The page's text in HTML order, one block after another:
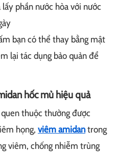
phần nước hòa với nước
bạn có thể thay bằng mật
lại tác dụng bảo quản để
hốc mủ hiệu quả
thuộc thường được
họng, viêm amidantrong
viêm, chống nhiễm trùng